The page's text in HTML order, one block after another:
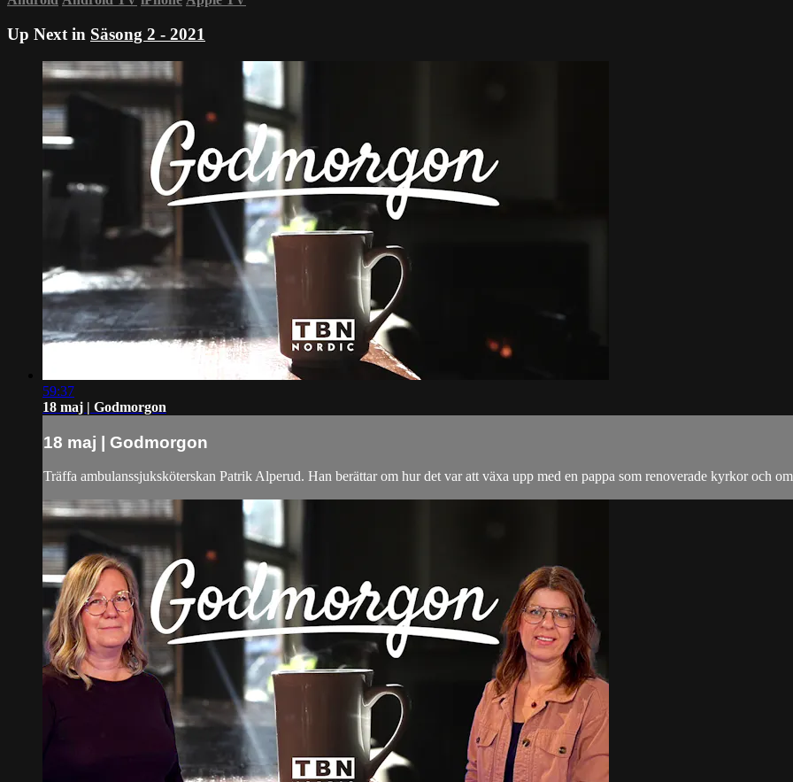
Up Next in Säsong 2 - 2021
59:37
18 maj | Godmorgon
18 maj | Godmorgon
Träffa ambulanssjuksköterskan Patrik Alperud. Han berättar om hur det var att växa upp med en pappa som renoverade kyrkor och